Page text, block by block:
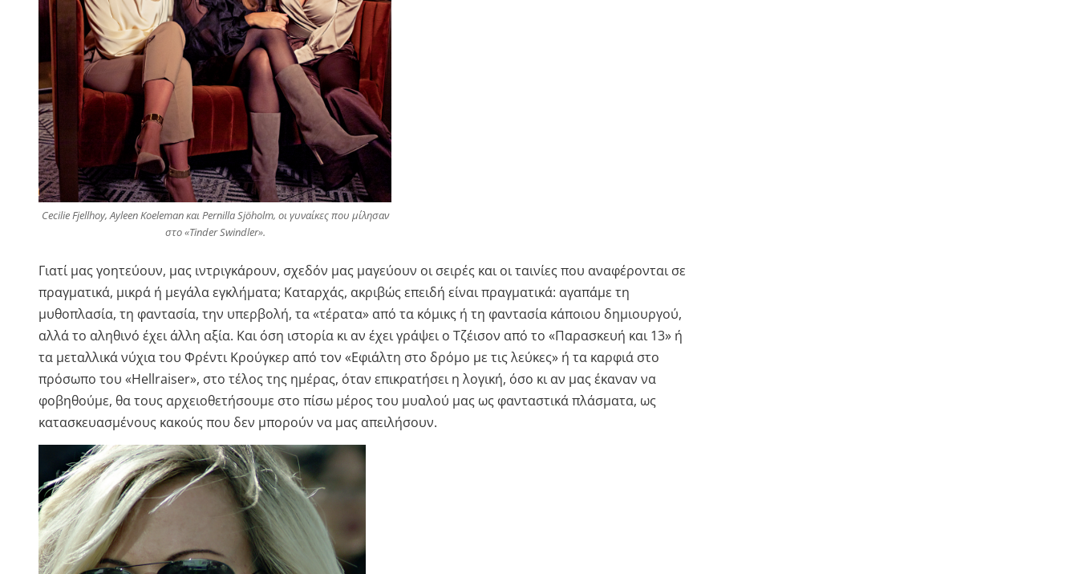
Cecilie Fjellhoy, Ayleen Koeleman και Pernilla Sjöholm, οι γυναίκες που μίλησαν
στο «Tinder Swindler».
Γιατί μας γοητεύουν, μας ιντριγκάρουν, σχεδόν μας μαγεύουν οι σειρές και οι ταινίες που αναφέρονται σε
πραγματικά, μικρά ή μεγάλα εγκλήματα; Καταρχάς, ακριβώς επειδή είναι πραγματικά: αγαπάμε τη
μυθοπλασία, τη φαντασία, την υπερβολή, τα «τέρατα» από τα κόμικς ή τη φαντασία κάποιου δημιουργού,
αλλά το αληθινό έχει άλλη αξία. Και όση ιστορία κι αν έχει γράψει ο Τζέισον από το «Παρασκευή και 13» ή
τα μεταλλικά νύχια του Φρέντι Κρούγκερ από τον «Εφιάλτη στο δρόμο με τις λεύκες» ή τα καρφιά στο
πρόσωπο του «Hellraiser», στο τέλος της ημέρας, όταν επικρατήσει η λογική, όσο κι αν μας έκαναν να
φοβηθούμε, θα τους αρχειοθετήσουμε στο πίσω μέρος του μυαλού μας ως φανταστικά πλάσματα, ως
κατασκευασμένους κακούς που δεν μπορούν να μας απειλήσουν.